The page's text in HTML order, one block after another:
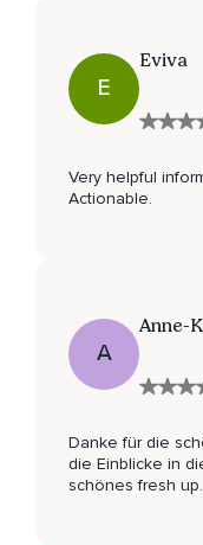
E
Eviva
Very helpful
Actionable.
A
Anne-
Danke für die
die Einblicke in
schönes fresh